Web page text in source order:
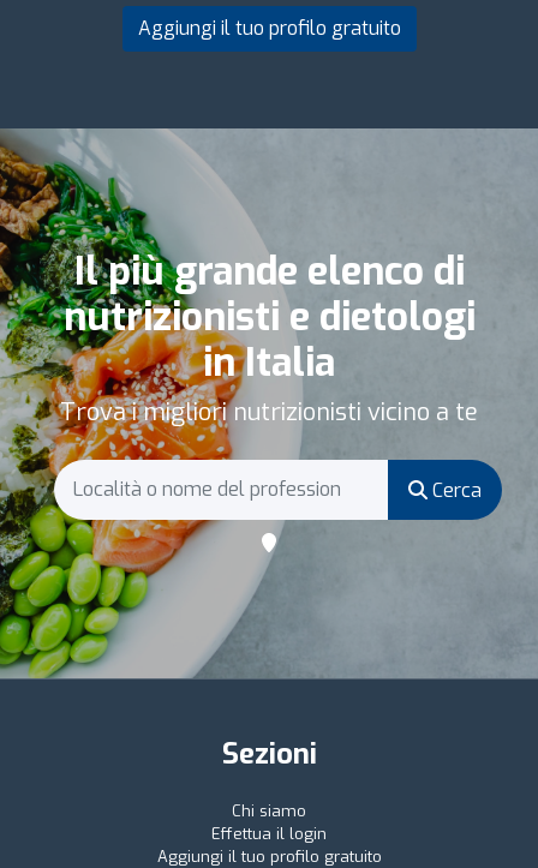
Aggiungi il tuo profilo gratuito
Il più grande elenco di
nutrizionisti e dietologi
in Italia
Trova i migliori nutrizionisti vicino a te
Cerca
Sezioni
Chi siamo
Effettua il login
Aggiungi il tuo profilo gratuito